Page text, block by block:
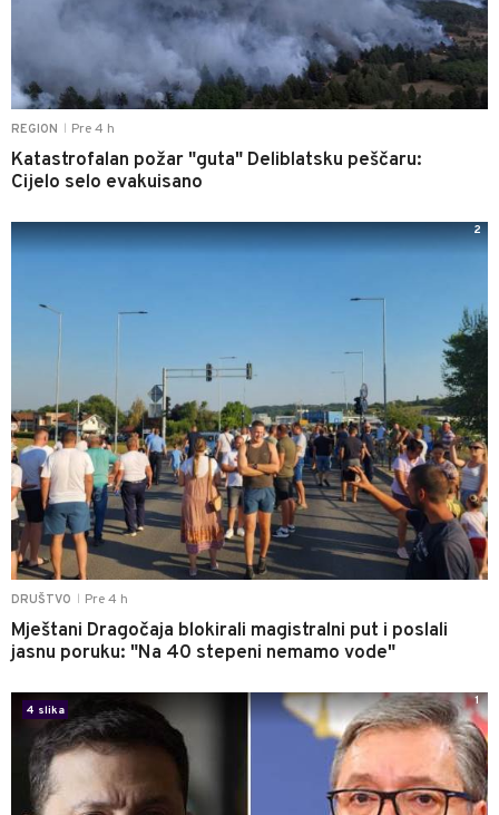
REGION Pre 4 h
Katastrofalan požar "guta" Deliblatsku peščaru:
Cijelo selo evakuisano
DRUŠTVO Pre 4 h
Mještani Dragočaja blokirali magistralni put i poslali
jasnu poruku: "Na 40 stepeni nemamo vode"
2
4 slika
1